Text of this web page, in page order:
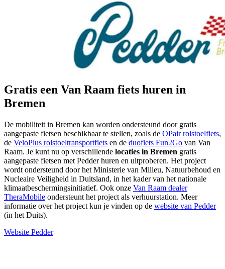
Gratis een Van Raam fiets huren in
Bremen
De mobiliteit in Bremen kan worden ondersteund door gratis
aangepaste fietsen beschikbaar te stellen, zoals de OPair rolstoelfiets,
de VeloPlus rolstoeltransportfiets en de duofiets Fun2Go van Van
Raam. Je kunt nu op verschillende locaties in Bremen gratis
aangepaste fietsen met Pedder huren en uitproberen. Het project
wordt ondersteund door het Ministerie van Milieu, Natuurbehoud en
Nucleaire Veiligheid in Duitsland, in het kader van het nationale
klimaatbeschermingsinitiatief. Ook onze Van Raam dealer
TheraMobile ondersteunt het project als verhuurstation. Meer
informatie over het project kun je vinden op de website van Pedder
(in het Duits).
Website Pedder